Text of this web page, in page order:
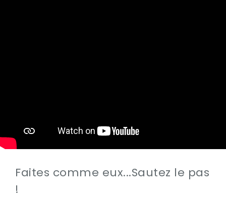
Faites comme eux...Sautez le pas
!